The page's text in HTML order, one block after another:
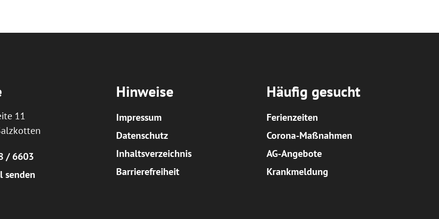
11
/ 6603
senden
Hinweise
Impressum
Datenschutz
Inhaltsverzeichnis
Barrierefreiheit
Häufig gesucht
Ferienzeiten
Corona-Maßnahmen
AG-Angebote
Krankmeldung